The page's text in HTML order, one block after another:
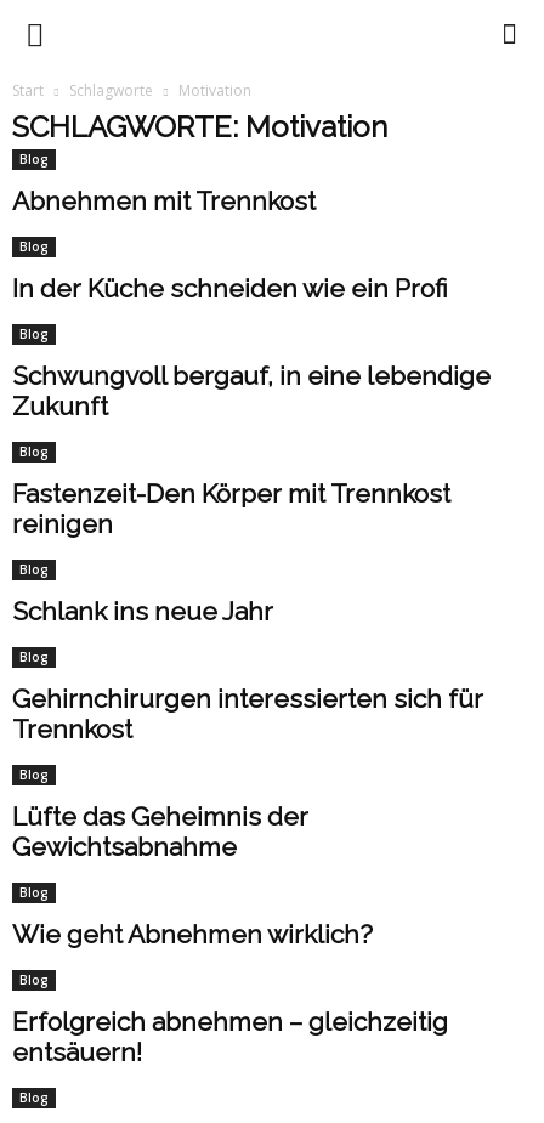
Trennkost
mit
Ursula
Summ
Start Schlagworte Motivation
SCHLAGWORTE: Motivation
Blog
Abnehmen mit Trennkost
Blog
In der Küche schneiden wie ein Profi
Blog
Schwungvoll bergauf, in eine lebendige
Zukunft
Blog
Fastenzeit-Den Körper mit Trennkost
reinigen
Blog
Schlank ins neue Jahr
Blog
Gehirnchirurgen interessierten sich für
Trennkost
Blog
Lüfte das Geheimnis der
Gewichtsabnahme
Blog
Wie geht Abnehmen wirklich?
Blog
Erfolgreich abnehmen – gleichzeitig
entsäuern!
Blog